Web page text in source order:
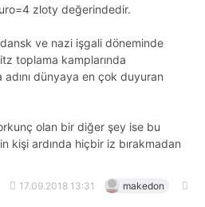
zloty değerindedir.
ve nazi işgali döneminde
toplama kamplarında
dünyaya en çok duyuran
olan bir diğer şey ise bu
kişi ardında hiçbir iz bırakmadan
17.09.2018 13:31 makedon